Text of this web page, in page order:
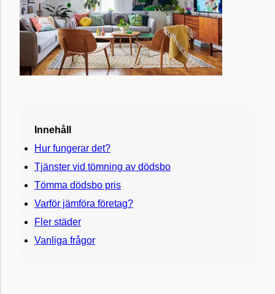
Innehåll
Hur fungerar det?
Tjänster vid tömning av dödsbo
Tömma dödsbo pris
Varför jämföra företag?
Fler städer
Vanliga frågor